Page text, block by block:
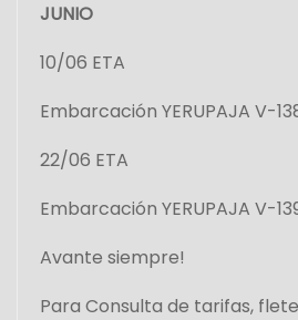
JUNIO
10/06 ETA
Embarcación YERUPAJA V-
22/06 ETA
Embarcación YERUPAJA V-
Avante siempre!
Para Consulta de tarifas,